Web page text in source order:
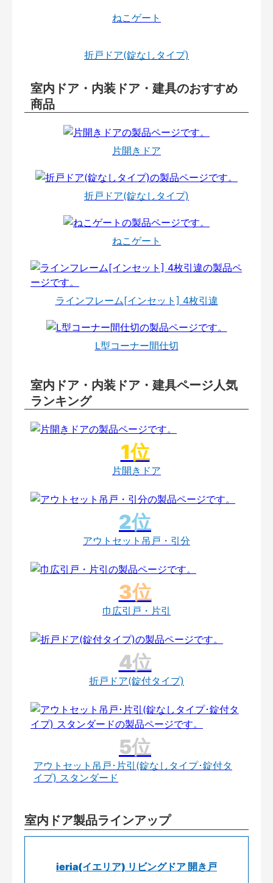
ねこゲート
折戸ドア(錠なしタイプ)
室内ドア・内装ドア・建具のおすすめ
商品
片開きドア
折戸ドア(錠なしタイプ)
ねこゲート
ラインフレーム[インセット] 4枚引違
L型コーナー間仕切
室内ドア・内装ドア・建具ページ人気
ランキング
片開きドア
アウトセット吊戸・引分
巾広引戸・片引
折戸ドア(錠付タイプ)
アウトセット吊戸･片引(錠なしタイプ･錠付タ
イプ) スタンダード
室内ドア製品ラインアップ
ieria(イエリア) リビングドア 開き戸